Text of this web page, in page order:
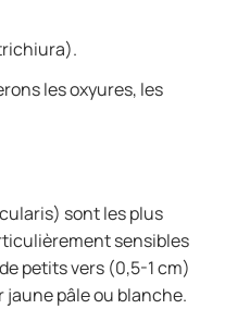
les oxyures, les
sont les plus
sensibles
petits vers (0,5-1 cm)
jaune pâle ou blanche.